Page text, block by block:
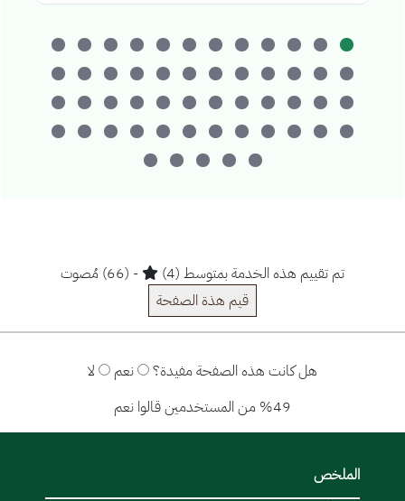
تم تقييم هذه الخدمة بمتوسط (4)
- (66) مُصوت
قيم هذة الصفحة
هل كانت هذه الصفحة مفيدة؟ نعم
لا
%49 من المستخدمين قالوا نعم
الملخص